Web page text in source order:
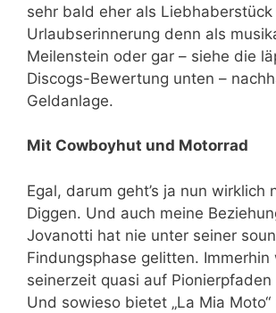
sehr bald eher als Liebhaberstück
Urlaubserinnerung denn als
Meilenstein oder gar – siehe die
Discogs-Bewertung unten –
Geldanlage.
Mit Cowboyhut und Motorrad
Egal, darum geht’s ja nun wirklich
Diggen. Und auch meine
Jovanotti hat nie unter seiner
Findungsphase gelitten. Immerhin
seinerzeit quasi auf
Und sowieso bietet „La Mia